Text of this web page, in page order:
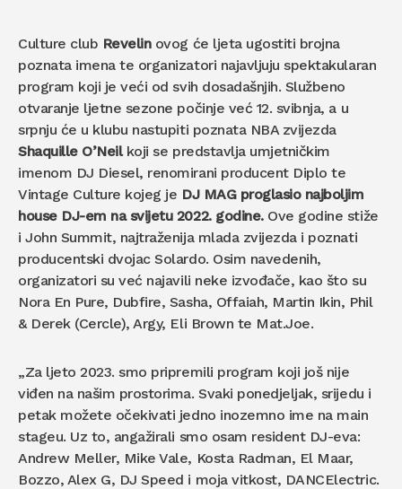
Culture club Revelinovog će ljeta ugostiti brojna
poznata imena te organizatori najavljuju spektakularan
program koji je veći od svih dosadašnjih. Službeno
otvaranje ljetne sezone počinje već 12. svibnja, a u
srpnju će u klubu nastupiti poznata NBA zvijezda
Shaquille O’Neilkoji se predstavlja umjetničkim
imenom DJ Diesel, renomirani producent Diplo te
Vintage Culture kojeg je DJ MAG proglasio najboljim
house DJ-em na svijetu 2022. godine.Ove godine stiže
i John Summit, najtraženija mlada zvijezda i poznati
producentski dvojac Solardo. Osim navedenih,
organizatori su već najavili neke izvođače, kao što su
Nora En Pure, Dubfire, Sasha, Offaiah, Martin Ikin, Phil
& Derek (Cercle), Argy, Eli Brown te Mat.Joe.
„Za ljeto 2023. smo pripremili program koji još nije
viđen na našim prostorima. Svaki ponedjeljak, srijedu i
petak možete očekivati jedno inozemno ime na main
stageu. Uz to, angažirali smo osam resident DJ-eva:
Andrew Meller, Mike Vale, Kosta Radman, El Maar,
Bozzo, Alex G, DJ Speed i moja vitkost, DANCElectric.